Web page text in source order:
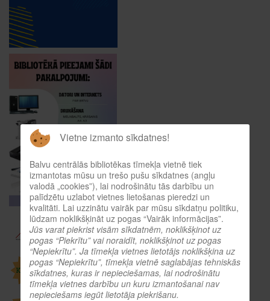
Vietne izmanto sīkdatnes!
Balvu centrālās bibliotēkas tīmekļa vietnē tiek
izmantotas mūsu un trešo pušu sīkdatnes (angļu
valodā „cookies”), lai nodrošinātu tās darbību un
palīdzētu uzlabot vietnes lietošanas pieredzi un
kvalitāti. Lai uzzinātu vairāk par mūsu sīkdatņu politiku,
lūdzam noklikšķināt uz pogas “Vairāk informācijas”.
Jūs varat piekrist visām sīkdatnēm, noklikšķinot uz
pogas “Piekrītu” vai noraidīt, noklikšķinot uz pogas
“Nepiekrītu”. Ja tīmekļa vietnes lietotājs noklikšķina uz
pogas “Nepiekrītu”, tīmekļa vietnē saglabājas tehniskās
sīkdatnes, kuras ir nepieciešamas, lai nodrošinātu
tīmekļa vietnes darbību un kuru izmantošanai nav
nepieciešams iegūt lietotāja piekrišanu.